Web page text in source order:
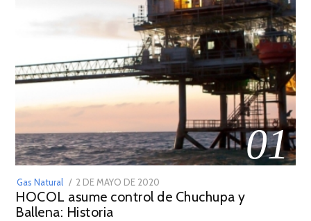
01
Gas Natural
POSTED
ON
2 DE MAYO DE 2020
DE
HOCOL asume control de Chuchupa y
Ballena: Historia